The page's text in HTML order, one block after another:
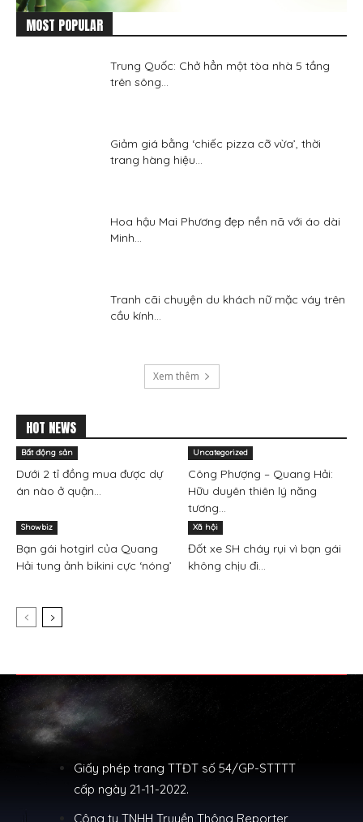
MOST POPULAR
Trung Quốc: Chở hẳn một tòa nhà 5 tầng
trên sông...
Giảm giá bằng ‘chiếc pizza cỡ vừa’, thời
trang hàng hiệu...
Hoa hậu Mai Phương đẹp nền nã với áo dài
Minh...
Tranh cãi chuyện du khách nữ mặc váy trên
cầu kính...
Xem thêm
HOT NEWS
Bất động sản
Dưới 2 tỉ đồng mua được dự
án nào ở quận...
Uncategorized
Công Phượng – Quang Hải:
Hữu duyên thiên lý năng
tương...
Showbiz
Bạn gái hotgirl của Quang
Hải tung ảnh bikini cực ‘nóng’
Xã hội
Đốt xe SH cháy rụi vì bạn gái
không chịu đi...
Giấy phép trang TTĐT số 54/GP-STTTT
cấp ngày 21-11-2022.
Công ty TNHH Truyền Thông Reporter